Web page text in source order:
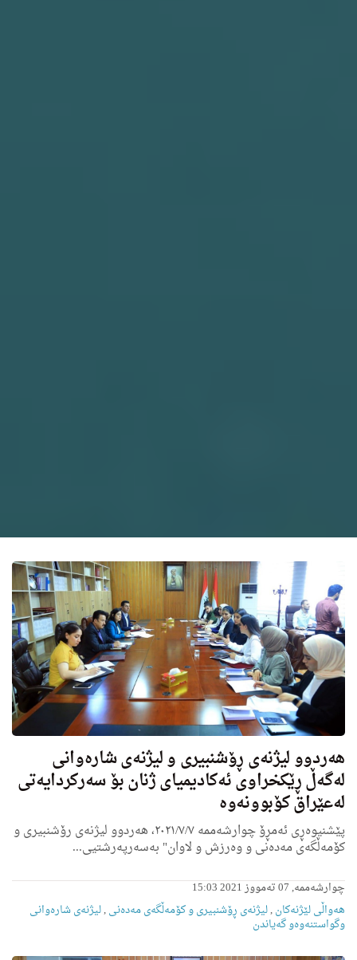
هه‌ردوو لیژنه‌ی ڕۆشنبیری و لیژنه‌ی شاره‌وانی
له‌گه‌ڵ ڕێكخراوی ئه‌كادیمیای ژنان بۆ سه‌ركردایه‌تی
له‌عێراق كۆبوونه‌وه‌
پێشنیوه‌ڕى ئه‌مڕۆ چوارشه‌ممه‌ ٢٠٢١/٧/٧، هەردوو لیژنه‌ی رۆشنبیری و
كۆمه‌ڵگه‌ی مه‌ده‌نی و وه‌رزش و لاوان" به‌سه‌رپه‌رشتیى...
چوارشەممە, 07 تەمووز 2021 15:03
هه‌واڵى لێژنه‌كان,لیژنه‌ى ڕۆشنبیری و کۆمەڵگەی مەدەنی,لیژنه‌ى شاره‌وانى
وگواستنەوەو گەیاندن